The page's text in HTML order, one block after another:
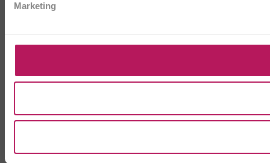
Marketing